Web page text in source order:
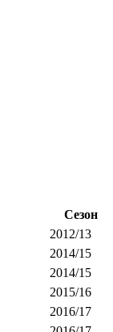
Сезон
2012/13
2014/15
2014/15
2015/16
2016/17